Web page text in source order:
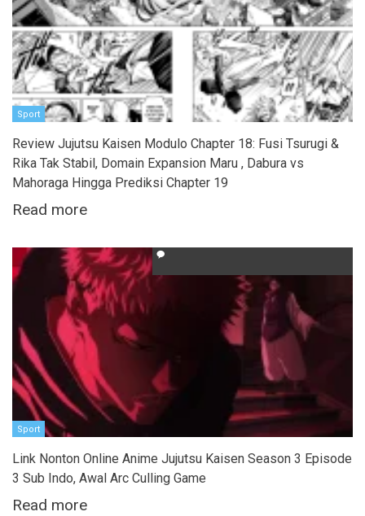
Sport
Review Jujutsu Kaisen Modulo Chapter 18: Fusi Tsurugi &
Rika Tak Stabil, Domain Expansion Maru , Dabura vs
Mahoraga Hingga Prediksi Chapter 19
Read more
Sport
Link Nonton Online Anime Jujutsu Kaisen Season 3 Episode
3 Sub Indo, Awal Arc Culling Game
Read more